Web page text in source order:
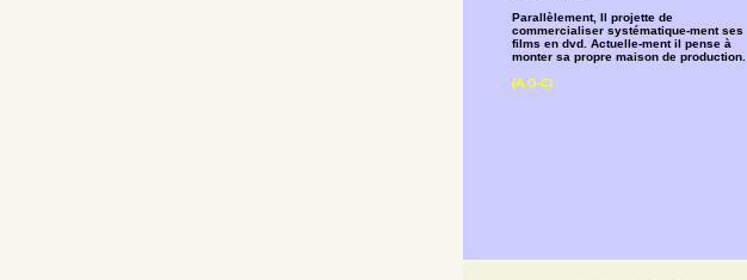
Parallèlement, Il projette de
commercialiser systématique-ment ses
films en dvd. Actuelle-ment il pense à
monter sa propre maison de production.
(A.G-C)